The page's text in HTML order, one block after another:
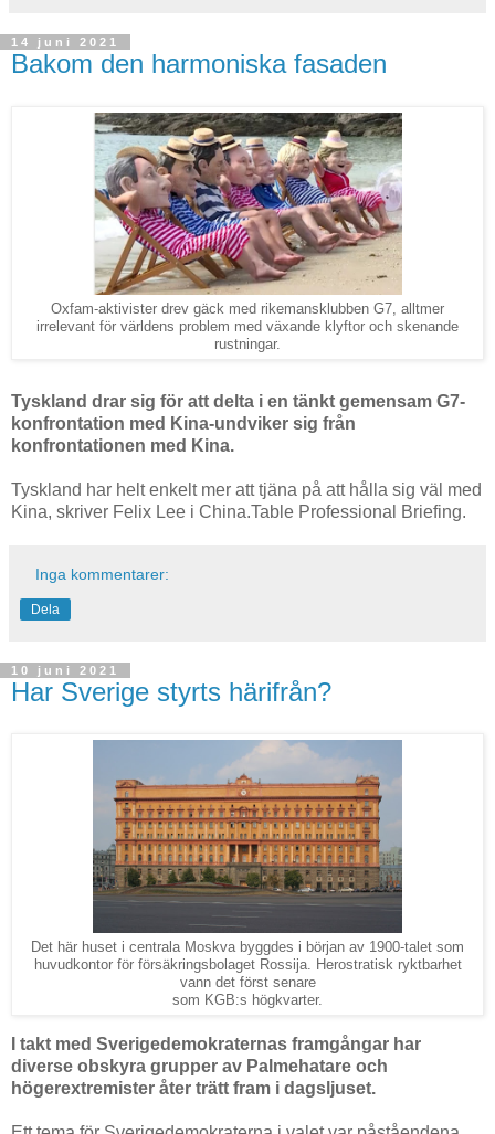
14 juni 2021
Bakom den harmoniska fasaden
Oxfam-aktivister drev gäck med rikemansklubben G7, alltmer
irrelevant för världens problem med växande klyftor och skenande
rustningar.
Tyskland drar sig för att delta i en tänkt gemensam G7-
konfrontation med Kina-undviker sig från
konfrontationen med Kina.
Tyskland har helt enkelt mer att tjäna på att hålla sig väl med
Kina, skriver Felix Lee i China.Table Professional Briefing.
Inga kommentarer:
Dela
10 juni 2021
Har Sverige styrts härifrån?
Det här huset i centrala Moskva byggdes i början av 1900-talet som
huvudkontor för försäkringsbolaget Rossija. Herostratisk ryktbarhet
vann det först senare
som KGB:s högkvarter.
I takt med Sverigedemokraternas framgångar har
diverse obskyra grupper av Palmehatare och
högerextremister åter trätt fram i dagsljuset.